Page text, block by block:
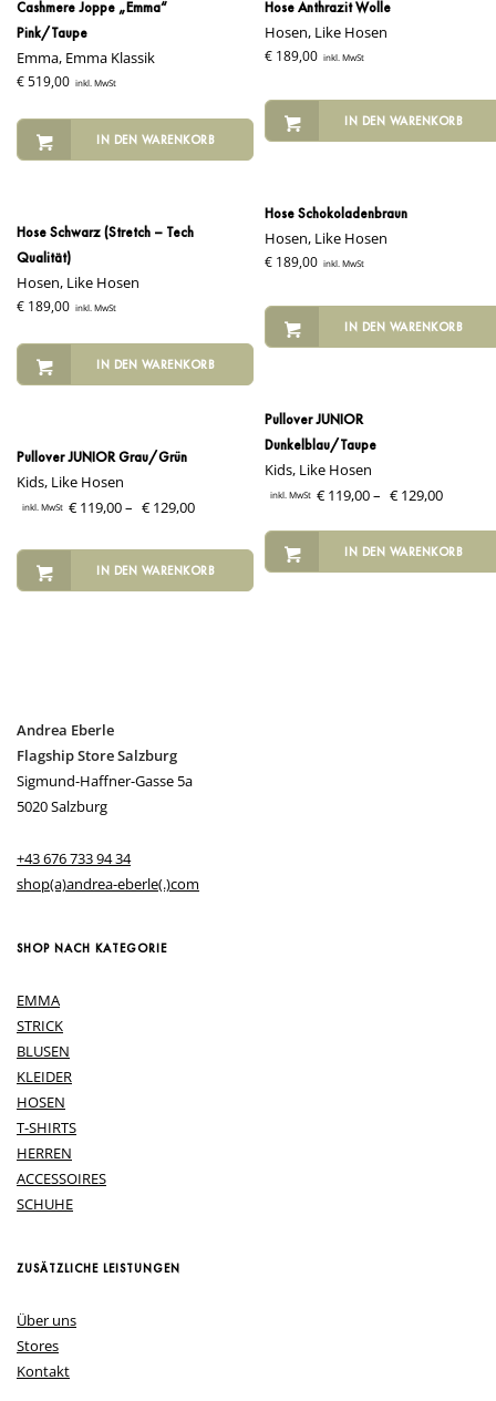
Cashmere Joppe „Emma“
Pink/Taupe
Emma, Emma Klassik
€ 519,00 inkl. MwSt
IN DEN WARENKORB
Hose Anthrazit Wolle
Hosen, Like Hosen
€ 189,00 inkl. MwSt
IN DEN WARENKORB
Hose Schokoladenbraun
Hosen, Like Hosen
€ 189,00 inkl. MwSt
IN DEN WARENKORB
Hose Schwarz (Stretch – Tech
Qualität)
Hosen, Like Hosen
€ 189,00 inkl. MwSt
IN DEN WARENKORB
Pullover JUNIOR
Dunkelblau/Taupe
Kids, Like Hosen
€ 119,00– € 129,00
inkl. MwSt
IN DEN WARENKORB
Pullover JUNIOR Grau/Grün
Kids, Like Hosen
€ 119,00– € 129,00
inkl. MwSt
IN DEN WARENKORB
Andrea Eberle
Flagship Store Salzburg
Sigmund-Haffner-Gasse 5a
5020 Salzburg
+43 676 733 94 34
shop(a)andrea-eberle(.)com
SHOP NACH KATEGORIE
EMMA
STRICK
BLUSEN
KLEIDER
HOSEN
T-SHIRTS
HERREN
ACCESSOIRES
SCHUHE
ZUSÄTZLICHE LEISTUNGEN
Über uns
Stores
Kontakt